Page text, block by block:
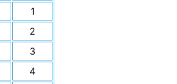
1
2
3
4